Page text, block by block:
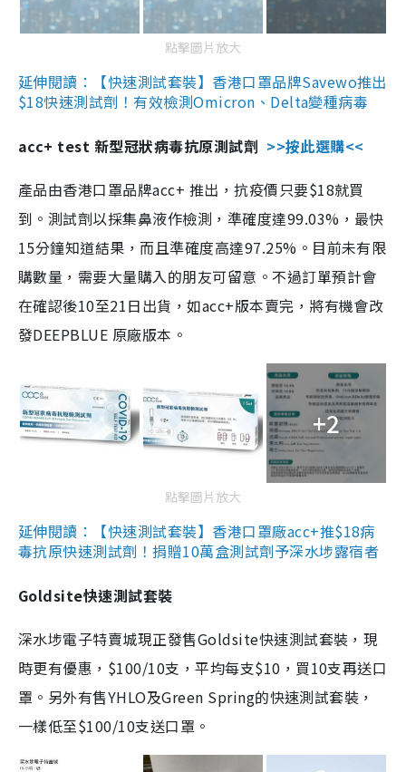
點擊圖片放大
延伸閱讀：【快速測試套裝】香港口罩品牌Savewo推出
$18快速測試劑！有效檢測Omicron、Delta變種病毒
acc+ test 新型冠狀病毒抗原測試劑 >>按此選購<<
產品由香港口罩品牌acc+ 推出，抗疫價只要$18就買
到。測試劑以採集鼻液作檢測，準確度達99.03%，最快
15分鐘知道結果，而且準確度高達97.25%。目前未有限
購數量，需要大量購入的朋友可留意。不過訂單預計會
在確認後10至21日出貨，如acc+版本賣完，將有機會改
發DEEPBLUE 原廠版本。
+2
點擊圖片放大
延伸閱讀：【快速測試套裝】香港口罩廠acc+推$18病
毒抗原快速測試劑！捐贈10萬盒測試劑予深水埗露宿者
Goldsite快速測試套裝
深水埗電子特賣城現正發售Goldsite快速測試套裝，現
時更有優惠，$100/10支，平均每支$10，買10支再送口
罩。另外有售YHLO及Green Spring的快速測試套裝，
一樣低至$100/10支送口罩。